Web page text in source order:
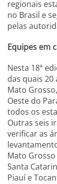
regionais
no Brasil e
pelas
Equipes em
Nesta 18ª
das quais
Mato
Oeste do
todos os
Outras seis
verificar as
Mato Grosso
Santa
Piauí e